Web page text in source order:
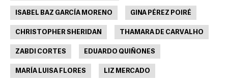
ISABEL BAZ GARCÍA MORENO GINA PÉREZ POIRÉ
CHRISTOPHER SHERIDAN THAMARA DE CARVALHO
ZABDI CORTES EDUARDO QUIÑONES
MARÍA LUISA FLORES LIZ MERCADO